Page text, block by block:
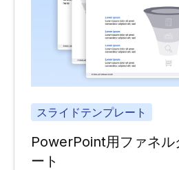
スライドテンプレート
PowerPoint用ファネル
ート